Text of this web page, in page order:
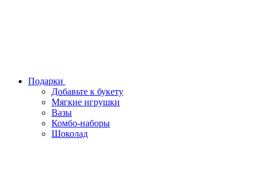
Подарки
Добавьте к букету
Мягкие игрушки
Вазы
Комбо-наборы
Шоколад